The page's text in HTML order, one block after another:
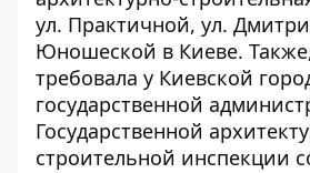
ул. Практичной, ул.
Юношеской в Киеве.
требовала у Киевской
государственной
Государственной
строительной инспекции